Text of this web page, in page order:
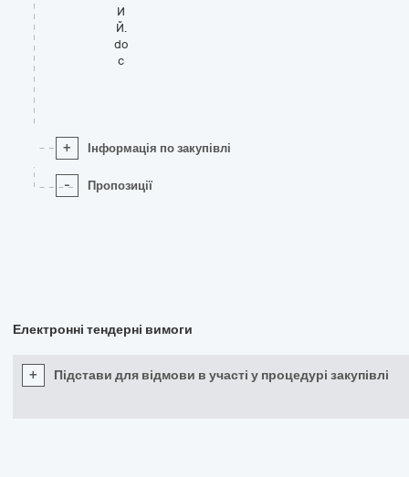
И
Й.
do
c
+ Інформація по закупівлі
- Пропозиції
Електронні тендерні вимоги
+ Підстави для відмови в участі у процедурі закупівлі